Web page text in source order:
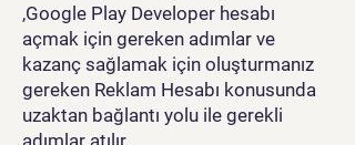
,Google Play Developer hesabı
açmak için gereken adımlar ve
kazanç sağlamak için oluşturmanız
gereken Reklam Hesabı konusunda
uzaktan bağlantı yolu ile gerekli
adımlar atılır.